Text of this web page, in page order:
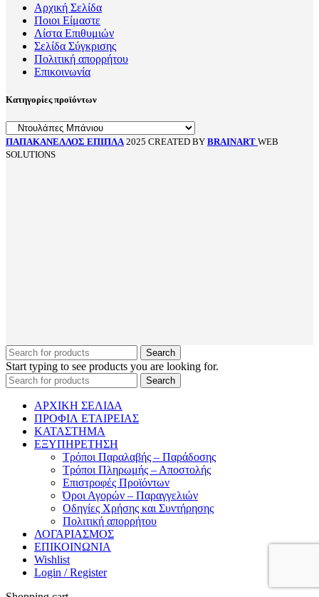
Αρχική Σελίδα
Ποιοι Είμαστε
Λίστα Επιθυμιών
Σελίδα Σύγκρισης
Πολιτική απορρήτου
Επικοινωνία
Κατηγορίες προϊόντων
ΠΑΠΑΚΑΝΕΛΛΟΣ ΕΠΙΠΛΑ 2025 CREATED BY BRAINART WEB
SOLUTIONS
Search
Start typing to see products you are looking for.
Search
ΑΡΧΙΚΗ ΣΕΛΙΔΑ
ΠΡΟΦΙΛ ΕΤΑΙΡΕΙΑΣ
ΚΑΤΑΣΤΗΜΑ
ΕΞΥΠΗΡΕΤΗΣΗ
Τρόποι Παραλαβής – Παράδοσης
Τρόποι Πληρωμής – Αποστολής
Επιστροφές Προϊόντων
Όροι Αγορών – Παραγγελιών
Οδηγίες Χρήσης και Συντήρησης
Πολιτική απορρήτου
ΛΟΓΑΡΙΑΣΜΟΣ
ΕΠΙΚΟΙΝΩΝΙΑ
Wishlist
Login / Register